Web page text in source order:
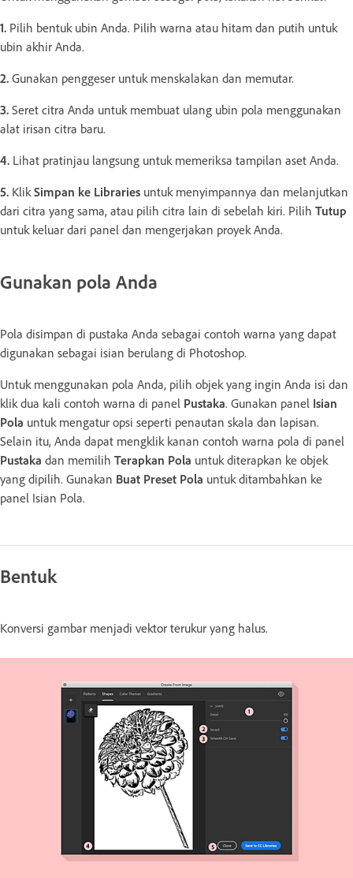
1. Pilih bentuk ubin Anda. Pilih warna atau hitam dan putih untuk
ubin akhir Anda.
2. Gunakan penggeser untuk menskalakan dan memutar.
3. Seret citra Anda untuk membuat ulang ubin pola menggunakan
alat irisan citra baru.
4. Lihat pratinjau langsung untuk memeriksa tampilan aset Anda.
5. KlikSimpan ke Libraries untuk menyimpannya dan melanjutkan
dari citra yang sama, atau pilih citra lain di sebelah kiri. Pilih Tutup
untuk keluar dari panel dan mengerjakan proyek Anda.
Gunakan pola Anda
Pola disimpan di pustaka Anda sebagai contoh warna yang dapat
digunakan sebagai isian berulang di Photoshop.
Untuk menggunakan pola Anda, pilih objek yang ingin Anda isi dan
klik dua kali contoh warna di panel Pustaka. Gunakan panel Isian
Pola untuk mengatur opsi seperti penautan skala dan lapisan.
Selain itu, Anda dapat mengklik kanan contoh warna pola di panel
Pustaka dan memilih Terapkan Pola untuk diterapkan ke objek
yang dipilih. Gunakan Buat Preset Pola untuk ditambahkan ke
panel Isian Pola.
Bentuk
Konversi gambar menjadi vektor terukur yang halus.